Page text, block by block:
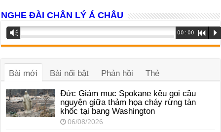
NGHE ĐÀI CHÂN LÝ Á CHÂU
Trình
phát
âm
Vm 00:00 R P
Bài mới Bài nổi bật Phản hồi Thẻ
Đức Giám mục Spokane kêu gọi cầu
nguyện giữa thảm họa cháy rừng tàn
khốc tại bang Washington
06/08/2026